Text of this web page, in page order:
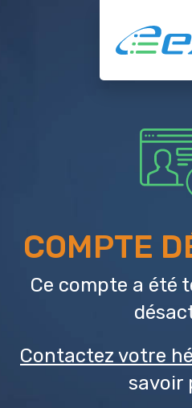
COMPTE
Ce compte a été
Contactez votre
savoir